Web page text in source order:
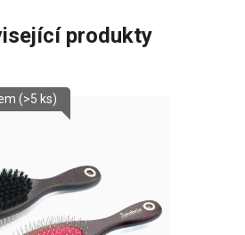
produkty
(>5 ks)